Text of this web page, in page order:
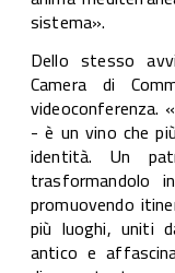
sistema».
Dello stesso
Camera di
videoconferenza.
- è un vino che
identità. Un
trasformandolo
promuovendo
più luoghi, uniti
antico e